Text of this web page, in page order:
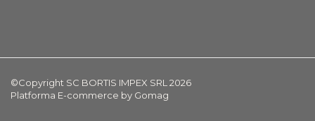
Chiuvete bucatarie
©Copyright SC BORTIS IMPEX SRL 2026
Platforma E-commerce by Gomag